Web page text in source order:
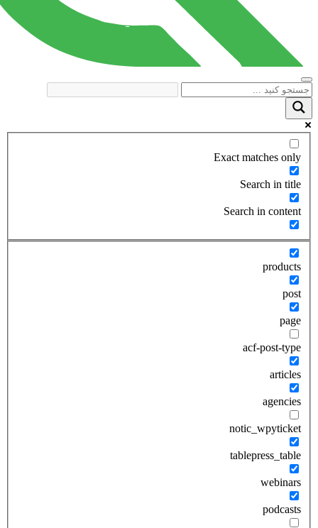
Exact matches only
Search in title
Search in content
products
post
page
acf-post-type
articles
agencies
notic_wpyticket
tablepress_table
webinars
podcasts